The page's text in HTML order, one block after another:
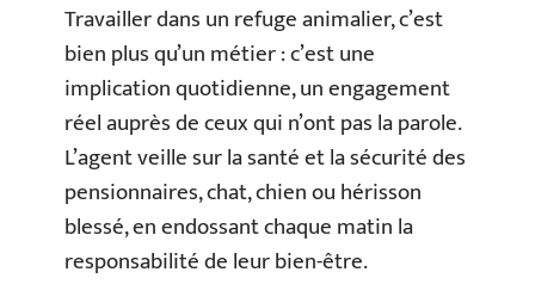
Travailler dans un refuge animalier, c’est
bien plus qu’un métier : c’est une
implication quotidienne, un engagement
réel auprès de ceux qui n’ont pas la parole.
L’agent veille sur la santé et la sécurité des
pensionnaires, chat, chien ou hérisson
blessé, en endossant chaque matin la
responsabilité de leur bien-être.